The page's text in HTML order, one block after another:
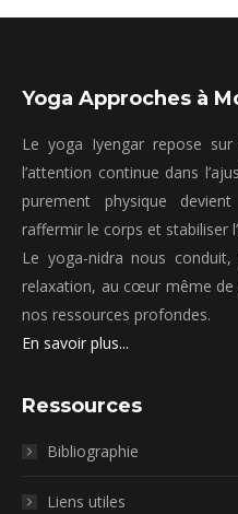
Yoga Approches à
Le yoga Iyengar repose
l’attention continue dans
purement physique
raffermir le corps et stabiliser
Le yoga-nidra nous
relaxation, au cœur même
nos ressources profondes.
En savoir plus...
Ressources
Bibliographie
Liens utiles